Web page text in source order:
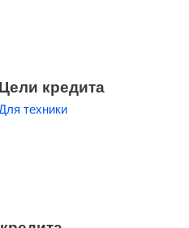
Цели кредита
техники